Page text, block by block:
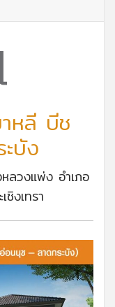
หลี บีช
บัง
วงแพ่ง อำเภอ
ชิงเทรา